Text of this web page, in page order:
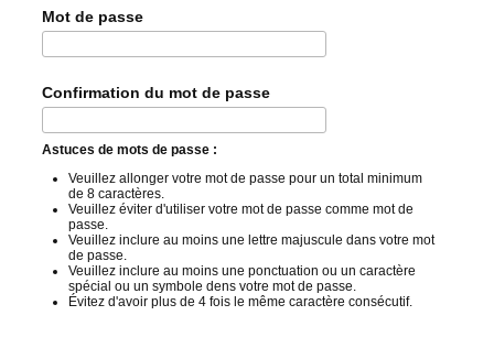
Mot de passe
Confirmation du mot de passe
Astuces de mots de passe :
Veuillez allonger votre mot de passe pour un total minimum
de 8 caractères.
Veuillez éviter d'utiliser votre mot de passe comme mot de
passe.
Veuillez inclure au moins une lettre majuscule dans votre mot
de passe.
Veuillez inclure au moins une ponctuation ou un caractère
spécial ou un symbole dens votre mot de passe.
Évitez d'avoir plus de 4 fois le même caractère consécutif.